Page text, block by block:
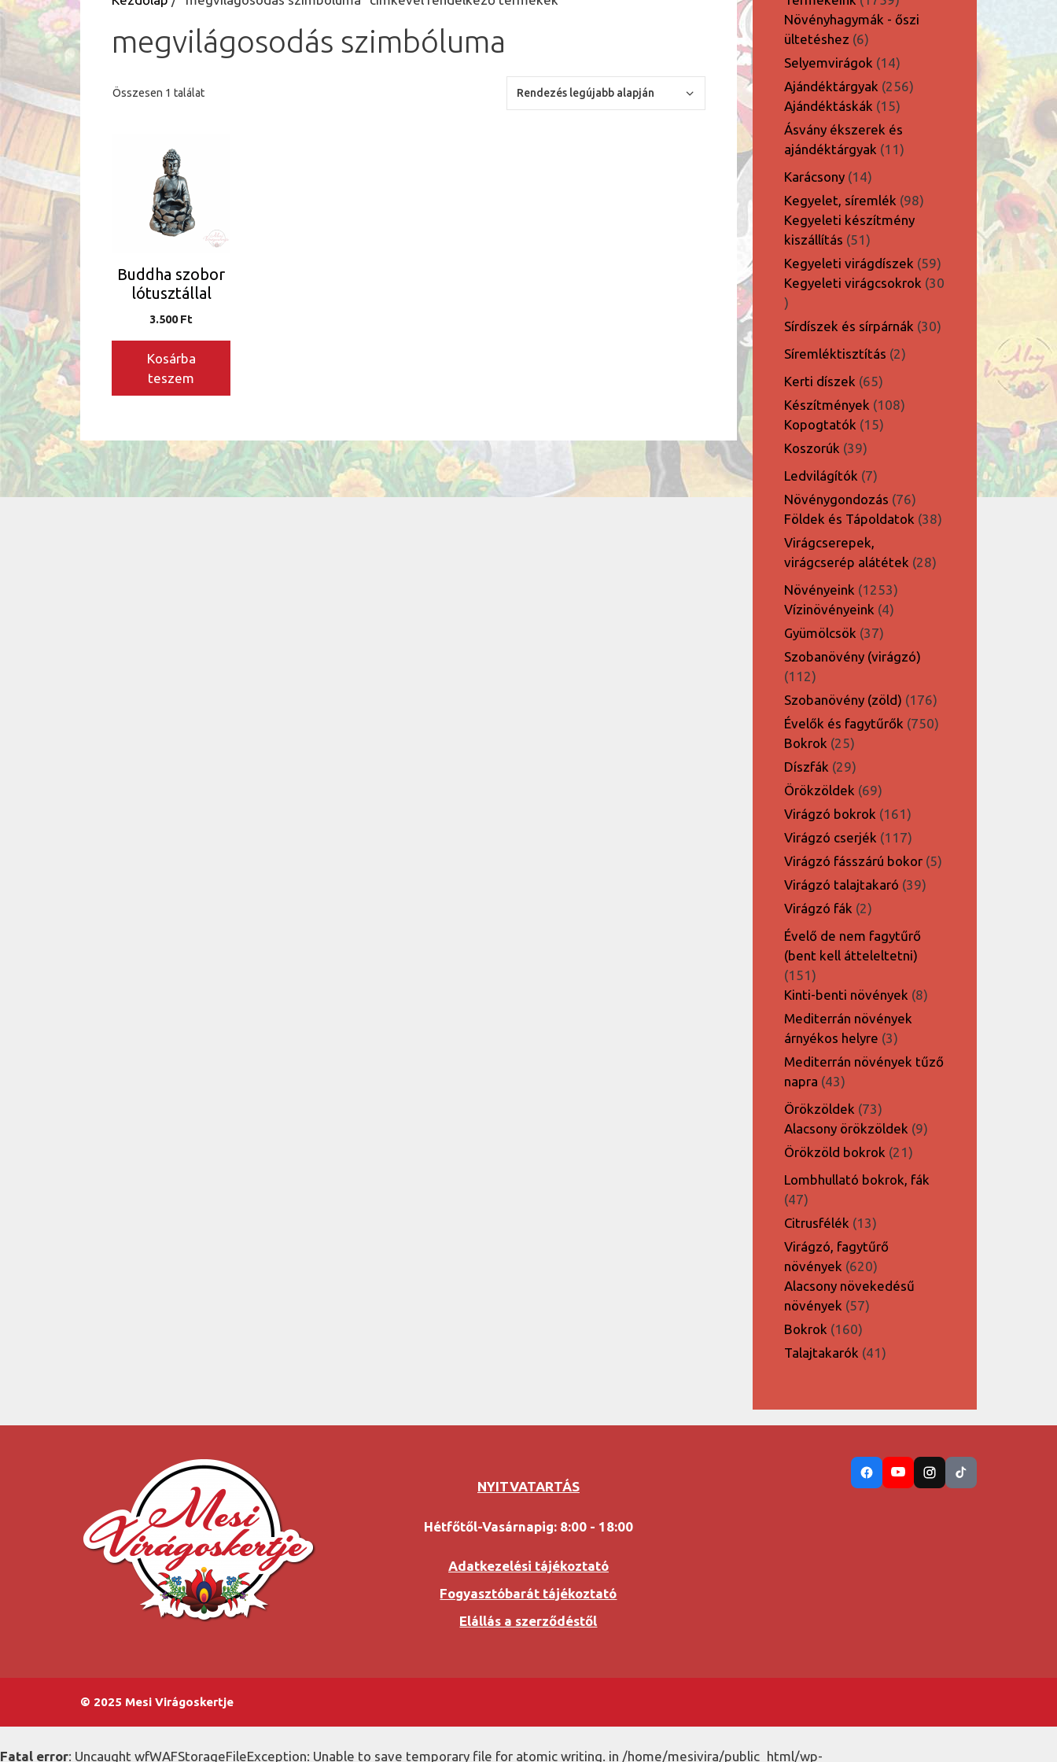
megvilágosodás szimbóluma
Összesen 1 találat
Buddha szobor
lótusztállal
3.500Ft
Kosárba
teszem
termék
Növényhagymák - őszi
ültetéshez 66
termék
Selyemvirágok 1414
termék
Ajándéktárgyak 256256
Ajándéktáskák 1515
termék
Ásvány ékszerek és
ajándéktárgyak
1111
Karácsony 1414
termék
Kegyelet, síremlék 9898
Kegyeleti készítmény
kiszállítás 5151
termék
Kegyeleti virágdíszek 5959
termék
Kegyeleti virágcsokrok 30
30
termék
Sírdíszek és sírpárnák 3030
Síremléktisztítás 22
Kerti díszek 6565
termék
Készítmények 108108
Kopogtatók 1515
Koszorúk 3939
termék
Ledvilágítók 77
termék
Növénygondozás 7676
termék
Földek és Tápoldatok 3838
Virágcserepek,
virágcserép alátétek 2828
Növényeink 12531253
termék
Vízinövényeink 44
Gyümölcsök 3737
termék
Szobanövény (virágzó)
112112
termék
Szobanövény (zöld) 176176
termék
Évelők és fagytűrők 750750
Bokrok 2525
termék
Díszfák 2929
termék
Örökzöldek 6969
termék
Virágzó bokrok 161161
termék
Virágzó cserjék 117117
termék
Virágzó fásszárú bokor 55
Virágzó talajtakaró 3939
Virágzó fák 22
termék
Évelő de nem fagytűrő
(bent kell átteleltetni)
151151
termék
Kinti-benti növények 88
Mediterrán növények
árnyékos helyre 33
termék
Mediterrán növények tűző
napra 4343
termék
Örökzöldek 7373
termék
Alacsony örökzöldek 99
Örökzöld bokrok 2121
termék
Lombhullató bokrok, fák
4747
termék
Citrusfélék 1313
termék
Virágzó, fagytűrő
növények 620620
termék
Alacsony növekedésű
növények 5757
Bokrok 160160
termék
Talajtakarók 4141
NYITVATARTÁS
Hétfőtől-Vasárnapig: 8:00 - 18:00
Adatkezelési tájékoztató
Fogyasztóbarát tájékoztató
Elállás a szerződéstől
© 2025 Mesi Virágoskertje
Fatal error: Uncaught wfWAFStorageFileException: Unable to save temporary file for atomic writing. in /home/mesivira/public_html/wp-